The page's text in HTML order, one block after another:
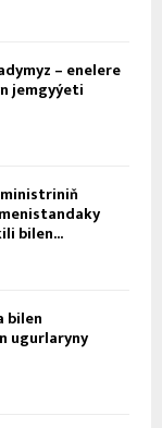
– enelere
jemgyýeti
bilen...
bilen
ugurlaryny